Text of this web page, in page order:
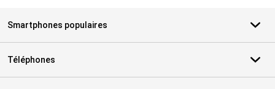
Smartphones populaires
Téléphones